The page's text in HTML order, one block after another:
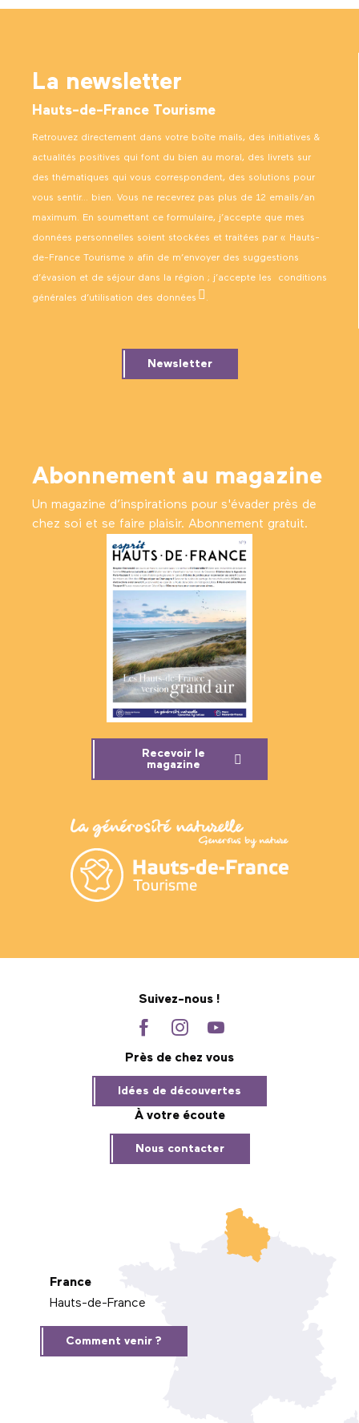
La newsletter
Hauts-de-France Tourisme
Retrouvez directement dans votre boîte mails, des initiatives &
actualités positives qui font du bien au moral, des livrets sur
des thématiques qui vous correspondent, des solutions pour
vous sentir… bien. Vous ne recevrez pas plus de 12 emails/an
maximum. En soumettant ce formulaire, j’accepte que mes
données personnelles soient stockées et traitées par « Hauts-
de-France Tourisme » afin de m’envoyer des suggestions
d’évasion et de séjour dans la région ; j’accepte les conditions
générales d’utilisation des données .
Newsletter
Abonnement au magazine
Un magazine d’inspirations pour s'évader près de
chez soi et se faire plaisir. Abonnement gratuit.
Recevoir le
magazine
Suivez-nous !
Près de chez vous
Idées de découvertes
À votre écoute
Nous contacter
France
Hauts-de-France
Comment venir ?